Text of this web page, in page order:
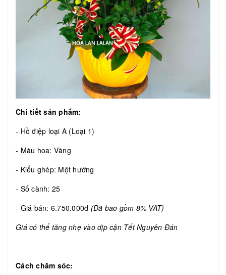
Chi tiết sản phẩm:
- Hồ điệp loại A (Loại 1)
- Màu hoa: Vàng
- Kiểu ghép: Một hướng
- Số cành: 25
- Giá bán: 6.750.000đ (Đã bao gồm 8% VAT)
Giá có thể tăng nhẹ vào dịp cận Tết Nguyên Đán
Cách chăm sóc: